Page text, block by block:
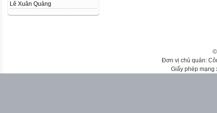
Lê Xuân Quảng
Đơn vị chủ quản:
Giấy phép mạng